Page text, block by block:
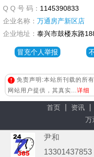
Q Q 号 码： 1145390833
企业名称： 万通房产新区店
企业地址： 泰兴市鼓楼东路
冒充个人举报
免责声明:本站所刊载的所
网站用户提供，其真实...详细
首页 资讯
万
尹和
13301437853